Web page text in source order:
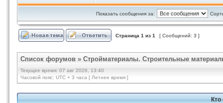
Показать сообщения за:
Страница 1 из 1 [ Сообщений: 3 ]
Список форумов » Стройматериалы. Строительные
Текущее время: 07 авг 2026, 13:40
Часовой пояс: UTC + 3 часа [ Летнее время ]
Кто